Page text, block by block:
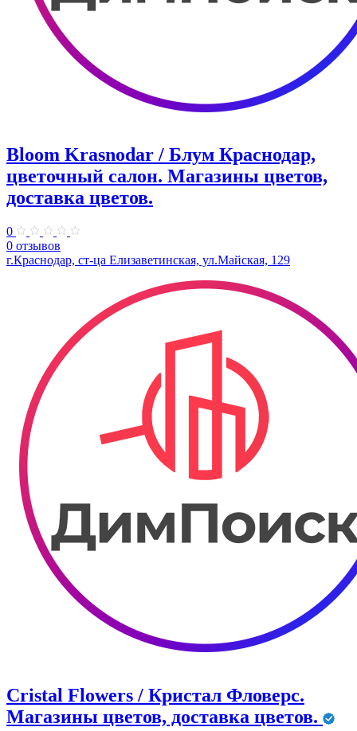
Bloom Krasnodar / Блум Краснодар,
цветочный салон. Магазины цветов,
доставка цветов.
0
0 отзывов
г.Краснодар, ст-ца Елизаветинская, ул.Майская, 129
Cristal Flowers / Кристал Фловерс.
Магазины цветов, доставка цветов.